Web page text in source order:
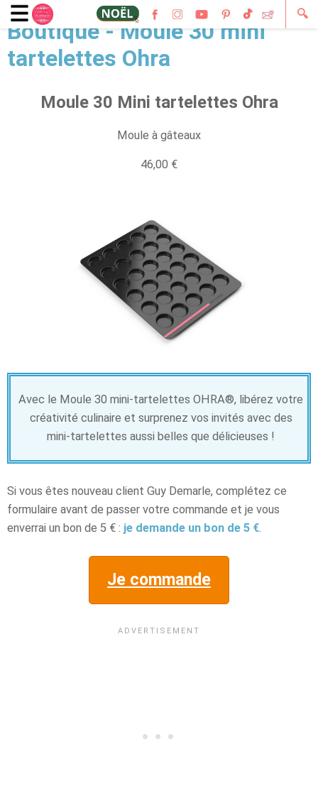
🔍
Boutique - Moule 30 mini
tartelettes Ohra
Moule 30 Mini tartelettes Ohra
Moule à gâteaux
46,00 €
Avec le Moule 30 mini-tartelettes OHRA®, libérez votre
créativité culinaire et surprenez vos invités avec des
mini-tartelettes aussi belles que délicieuses !
Si vous êtes nouveau client Guy Demarle, complétez ce
formulaire avant de passer votre commande et je vous
enverrai un bon de 5 € : je demande un bon de 5 €
Je commande